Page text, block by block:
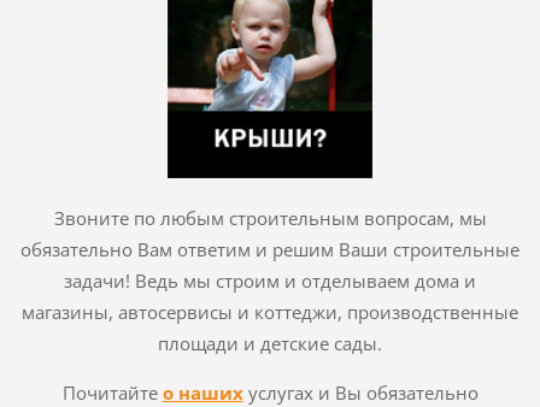
Звоните по любым строительным вопросам, мы
обязательно Вам ответим и решим Ваши строительные
задачи! Ведь мы строим и отделываем дома и
магазины, автосервисы и коттеджи, производственные
площади и детские сады.
Почитайте о нашихуслугах и Вы обязательно